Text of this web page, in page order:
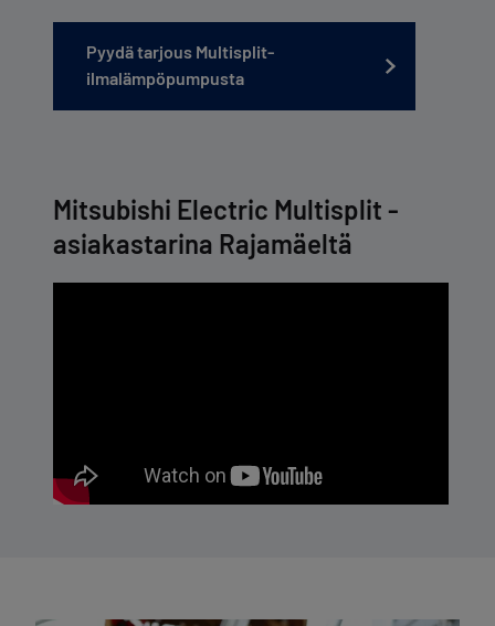
Pyydä tarjous Multisplit-
ilmalämpöpumpusta
Mitsubishi Electric Multisplit -
asiakastarina Rajamäeltä